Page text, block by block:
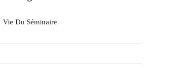
Vie Du Séminaire